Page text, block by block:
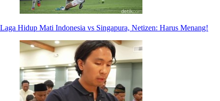
Laga Hidup Mati Indonesia vs Singapura, Netizen: Harus Menang!